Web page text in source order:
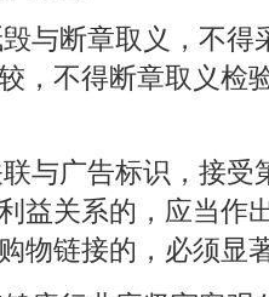
与断章取义，不得
，不得断章取义检
与广告标识，接受
益关系的，应当作
物链接的，必须显